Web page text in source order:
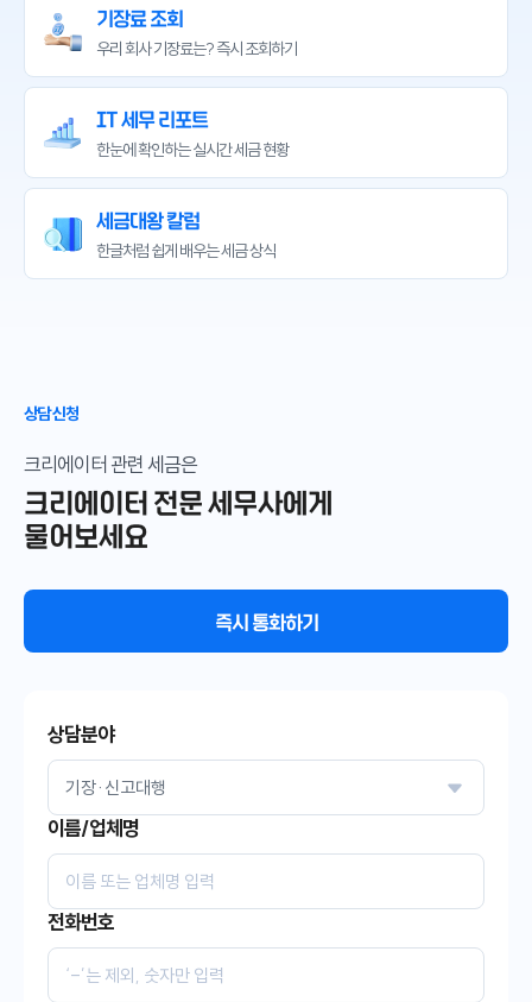
기장료 조회
우리 회사 기장료는?즉시 조회하기
IT 세무 리포트
한눈에 확인하는실시간 세금 현황
세금대왕 칼럼
한글처럼 쉽게 배우는세금 상식
상담 신청
크리에이터 관련 세금은
크리에이터 전문 세무사에게
물어보세요
즉시 통화하기
상담분야
이름/업체명
전화번호